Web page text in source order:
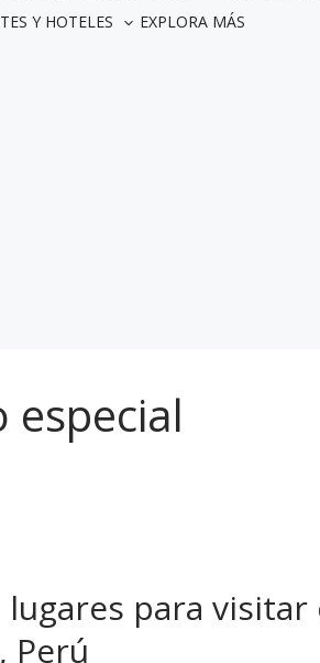
Y HOTELES
EXPLORA MÁS
especial
lugares para
Perú